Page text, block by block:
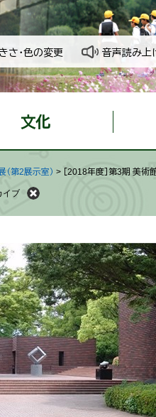
さ・色の変更 音声読み上
文化
（第2展示室） > ［2018年度］第3期 美
イブ